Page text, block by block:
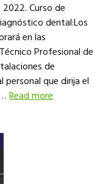
Curso de
dental:Los
en las
Profesional de
de
que dirija el
Read more